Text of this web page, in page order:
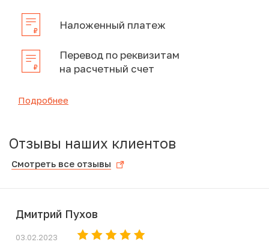
Наложенный платеж
Перевод по реквизитам
на расчетный счет
Подробнее
Отзывы наших клиентов
Смотреть все отзывы
Дмитрий Пухов
03.02.2023